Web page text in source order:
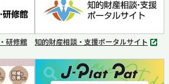
ブ
で
開
く
研修館
別
タ
ブ
で
知的財産相談・支援ポータルサイト
別
タ